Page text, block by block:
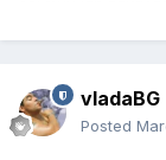
vladaBG
Posted